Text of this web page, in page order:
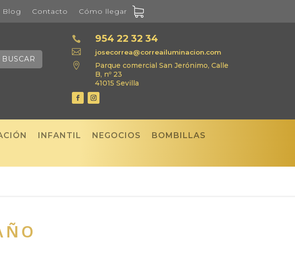
Blog Contacto Cómo llegar
BUSCAR
 954 22 32 34
 josecorrea@correailuminacion.com

Parque comercial San Jerónimo, Calle
B, nº 23
41015 Sevilla
INFANTIL NEGOCIOS
BOMBILLAS